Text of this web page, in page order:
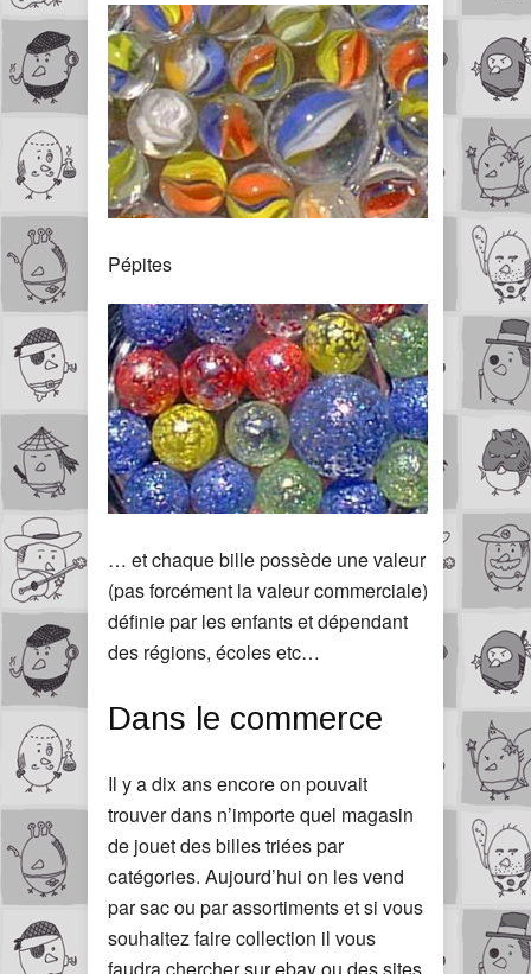
Pépites
… et chaque bille possède une valeur
(pas forcément la valeur commerciale)
définie par les enfants et dépendant
des régions, écoles etc…
Dans le commerce
Il y a dix ans encore on pouvait
trouver dans n’importe quel magasin
de jouet des billes triées par
catégories. Aujourd’hui on les vend
par sac ou par assortiments et si vous
souhaitez faire collection il vous
faudra chercher sur ebay ou des sites